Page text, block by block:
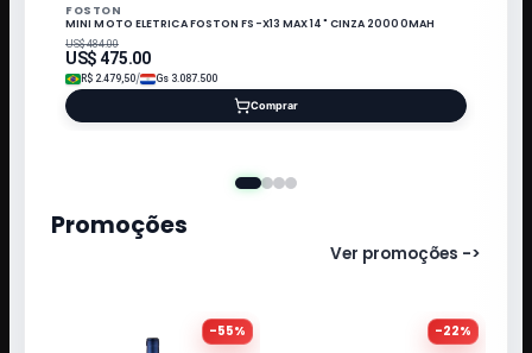
FOSTON
MINI MOTO ELETRICA FOSTON FS-X13 MAX 14" CINZA 20000MAH
US$484.00
US$ 475.00
R$ 2.479,50/ Gs 3.087.500
Comprar
Promoções
Ver promoções ->
-55% -22%